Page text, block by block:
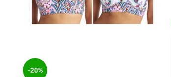
-20%